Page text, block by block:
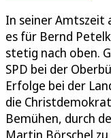
In seiner Amtszeit
es für Bernd
stetig nach oben.
SPD bei der
Erfolge bei der
die
Bemühen, durch
Martin Börschel